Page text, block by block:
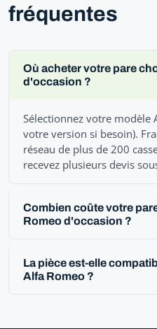
fréquentes
Où acheter votre pare
d'occasion ?
Sélectionnez votre modèle
votre version si besoin).
réseau de plus de 200
recevez plusieurs devis
Combien coûte votre
Romeo d'occasion ?
La pièce est-elle
Alfa Romeo ?